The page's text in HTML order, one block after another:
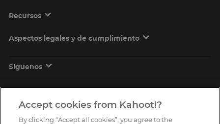
Recursos
Aspectos legales y de cumplimiento
Síguenos
Accept cookies from Kahoot!?
By clicking “Accept all cookies”, you agree to the